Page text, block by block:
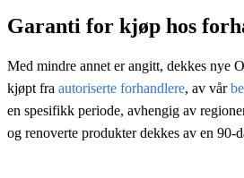
Garanti for kjøp hos
Med mindre annet er angitt, dekkes nye
kjøpt fra autoriserte forhandlere, av vår
en spesifikk periode, avhengig av
og renoverte produkter dekkes av en 90-